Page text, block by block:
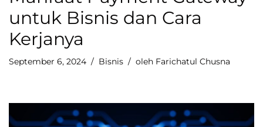
untuk Bisnis dan Cara
Kerjanya
September 6, 2024 Bisnis oleh Farichatul Chusna